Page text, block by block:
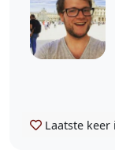
Laatste